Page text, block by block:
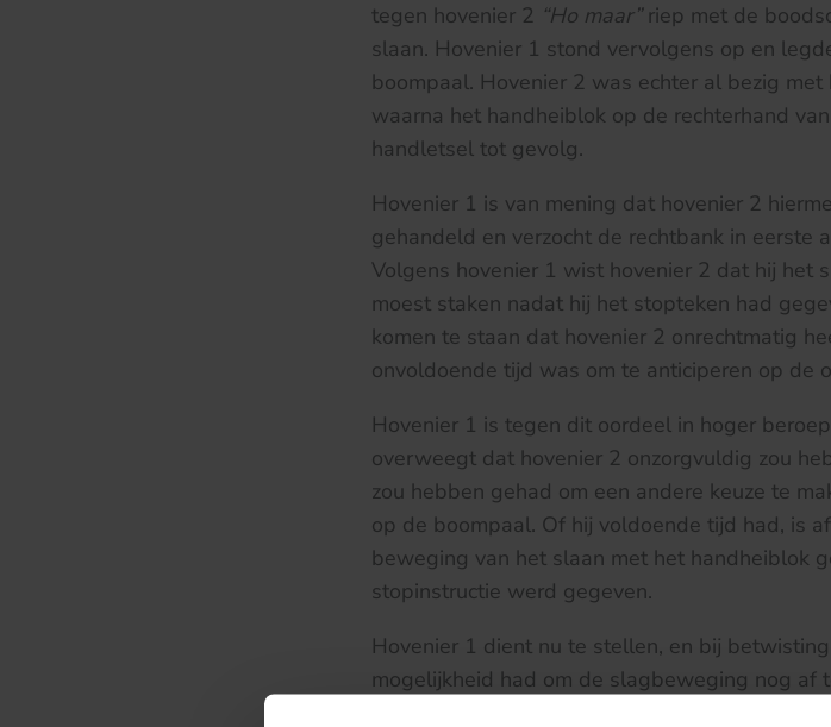
tegen hovenier 2 “Ho maar”riep met de
slaan. Hovenier 1 stond vervolgens op en
boompaal. Hovenier 2 was echter al bezig met
waarna het handheiblok op de rechterhand
handletsel tot gevolg.
Hovenier 1 is van mening dat hovenier 2
gehandeld en verzocht de rechtbank in eerste
Volgens hovenier 1 wist hovenier 2 dat hij het
moest staken nadat hij het stopteken had
komen te staan dat hovenier 2 onrechtmatig
onvoldoende tijd was om te anticiperen op de
Hovenier 1 is tegen dit oordeel in hoger
overweegt dat hovenier 2 onzorgvuldig zou
zou hebben gehad om een andere keuze te
op de boompaal. Of hij voldoende tijd had, is
beweging van het slaan met het handheiblok
stopinstructie werd gegeven.
Hovenier 1 dient nu te stellen, en bij
mogelijkheid had om de slagbeweging nog af